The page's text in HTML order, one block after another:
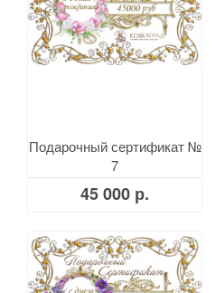
Подарочный сертификат №
7
45 000 р.